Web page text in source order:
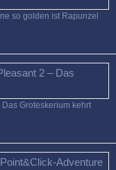
so golden ist Rapunzel
Groteskerium kehrt